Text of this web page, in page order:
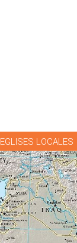
EGLISES LOCALES